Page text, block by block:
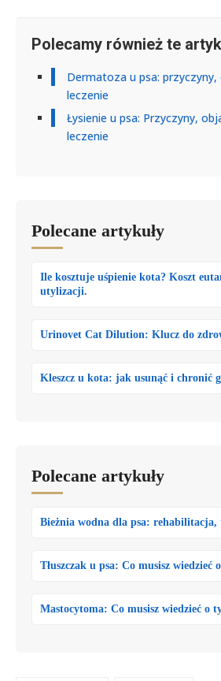
Polecamy również te
Dermatoza u psa:
leczenie
Łysienie u psa: Przyczyny,
leczenie
Polecane artykuły
Ile kosztuje uśpienie kota? Koszt
utylizacji.
Urinovet Cat Dilution: Klucz do
Kleszcz u kota: jak usunąć i chronić
Polecane artykuły
Bieżnia wodna dla psa:
Tłuszczak u psa: Co musisz wiedzieć
Mastocytoma: Co musisz wiedzieć o